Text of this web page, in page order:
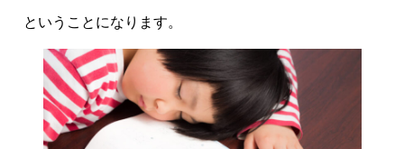
ということになります。